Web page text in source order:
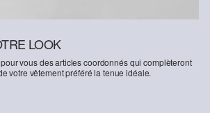
soliver-group.com
LOOK
vous des articles coordonnés qui complèteront
votre vêtement préféré la tenue idéale.